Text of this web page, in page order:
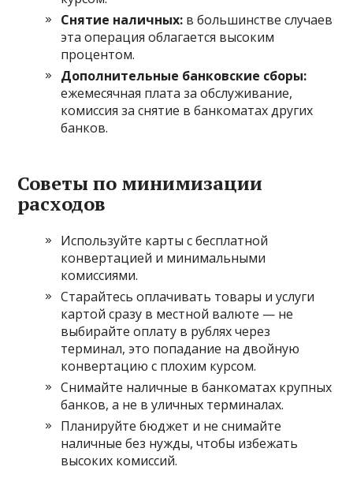
Снятие наличных: в большинстве случаев
эта операция облагается высоким
процентом.
Дополнительные банковские сборы:
ежемесячная плата за обслуживание,
комиссия за снятие в банкоматах других
банков.
Советы по минимизации
расходов
Используйте карты с бесплатной
конвертацией и минимальными
комиссиями.
Старайтесь оплачивать товары и услуги
картой сразу в местной валюте — не
выбирайте оплату в рублях через
терминал, это попадание на двойную
конвертацию с плохим курсом.
Снимайте наличные в банкоматах крупных
банков, а не в уличных терминалах.
Планируйте бюджет и не снимайте
наличные без нужды, чтобы избежать
высоких комиссий.